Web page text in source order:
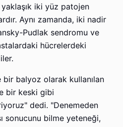
iki yüz patojen
Aynı zamanda, iki nadir
Pudlak sendromu ve
hücrelerdeki
balyoz olarak kullanılan
bir keski gibi
dedi. "Denemeden
sonucunu bilme yeteneği,